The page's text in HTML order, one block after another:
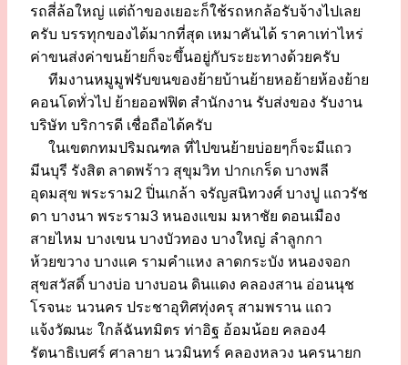
รถสี่ล้อใหญ่ แต่ถ้าของเยอะก็ใช้รถหกล้อรับจ้างไปเลย
ครับ บรรทุกของได้มากที่สุด เหมาคันได้ ราคาเท่าไหร่
ค่าขนส่งค่าขนย้ายก็จะขึ้นอยู่กับระยะทางด้วยครับ
ทีมงานหมูมูฟรับขนของย้ายบ้านย้ายหอย้ายห้องย้าย
คอนโดทั่วไป ย้ายออฟฟิต สำนักงาน รับส่งของ รับงาน
บริษัท บริการดี เชื่อถือได้ครับ
ในเขตกทมปริมณฑล ที่ไปขนย้ายบ่อยๆก็จะมีแถว
มีนบุรี รังสิต ลาดพร้าว สุขุมวิท ปากเกร็ด บางพลี
อุดมสุข พระราม2 ปิ่นเกล้า จรัญสนิทวงศ์ บางปู แถวรัช
ดา บางนา พระราม3 หนองแขม มหาชัย ดอนเมือง
สายไหม บางเขน บางบัวทอง บางใหญ่ ลำลูกกา
ห้วยขวาง บางแค รามคำแหง ลาดกระบัง หนองจอก
สุขสวัสดิ์ บางบ่อ บางบอน ดินแดง คลองสาน อ่อนนุช
โรจนะ นวนคร ประชาอุทิศทุ่งครุ สามพราน แถว
แจ้งวัฒนะ ใกล้ฉันทมิตร ท่าอิฐ อ้อมน้อย คลอง4
รัตนาธิเบศร์ ศาลายา นวมินทร์ คลองหลวง นครนายก